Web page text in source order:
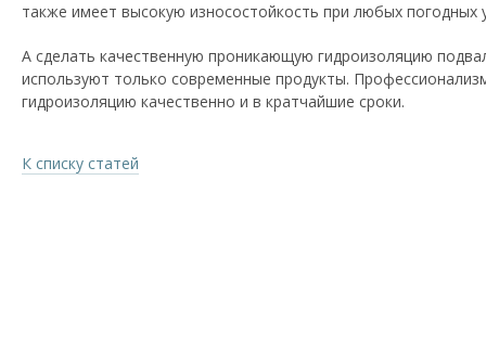
также имеет высокую износостойкость при любых погодных
А сделать качественную проникающую гидроизоляцию
используют только современные продукты.
гидроизоляцию качественно и в кратчайшие сроки.
К списку статей